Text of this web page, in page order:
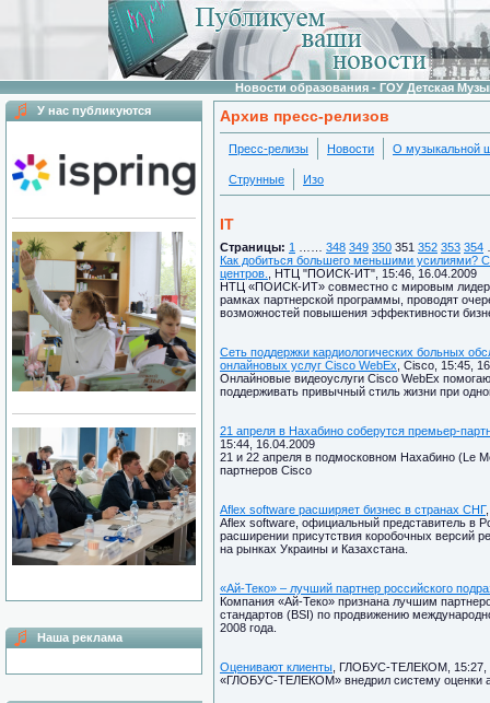
Новости образования - ГОУ Детская
У нас публикуются
Наша реклама
Архив пресс-релизов
Пресс-релизы Новости О музыкальной
Струнные Изо
IT
Страницы: 1 348 349 350 351 352 353 354
Как добиться большего меньшими усилиями?
центров.
, НТЦ "ПОИСК-ИТ", 15:46, 16.04.2009
НТЦ «ПОИСК-ИТ» совместно с мировым
рамках партнерской программы, проводят
возможностей повышения эффективности
Сеть поддержки кардиологических больных
онлайновых услуг Cisco WebEx , Cisco, 15:45,
Онлайновые видеоуслуги Cisco WebEx
поддерживать привычный стиль жизни при
21 апреля в Нахабино соберутся премьер-
15:44, 16.04.2009
21 и 22 апреля в подмосковном Нахабино (Le
партнеров Cisco
Aflex software расширяет бизнес в странах СНГ
Aflex software, официальный представитель в
расширении присутствия коробочных версий
на рынках Украины и Казахстана.
«Ай-Теко» – лучший партнер российского
Компания «Ай-Теко» признана лучшим
стандартов (BSI) по продвижению
2008 года.
Оценивают клиенты , ГЛОБУС-ТЕЛЕКОМ, 15:27,
«ГЛОБУС-ТЕЛЕКОМ» внедрил систему оценки